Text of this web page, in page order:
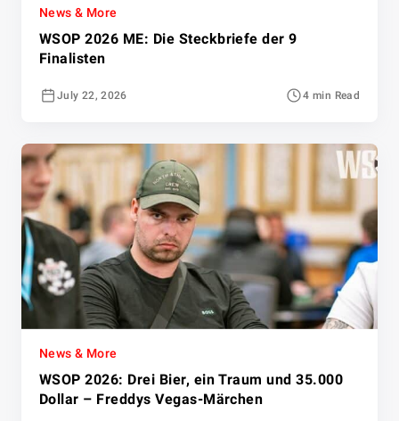
News & More
WSOP 2026 ME: Die Steckbriefe der 9
Finalisten
July 22, 2026 4 min Read
News & More
WSOP 2026: Drei Bier, ein Traum und 35.000
Dollar – Freddys Vegas-Märchen